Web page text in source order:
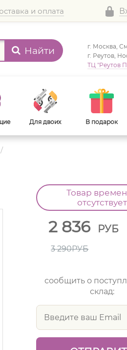
и оплата
Найти г. Москва,
г. Реутов,
ТЦ "Реутов
Для двоих В подарок
/
Товар
отсутствует
2 836 РУБ
3 290РУБ
сообщить о
склад: